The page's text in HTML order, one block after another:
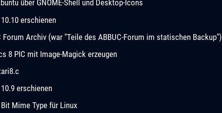
über GNOME-Shell und Desktop-Icons
erschienen
Forum Archiv (war "Teile des ABBUC-Forum im statischen Backup")
8 PIC mit Image-Magick erzeugen
erschienen
Mime Type für Linux